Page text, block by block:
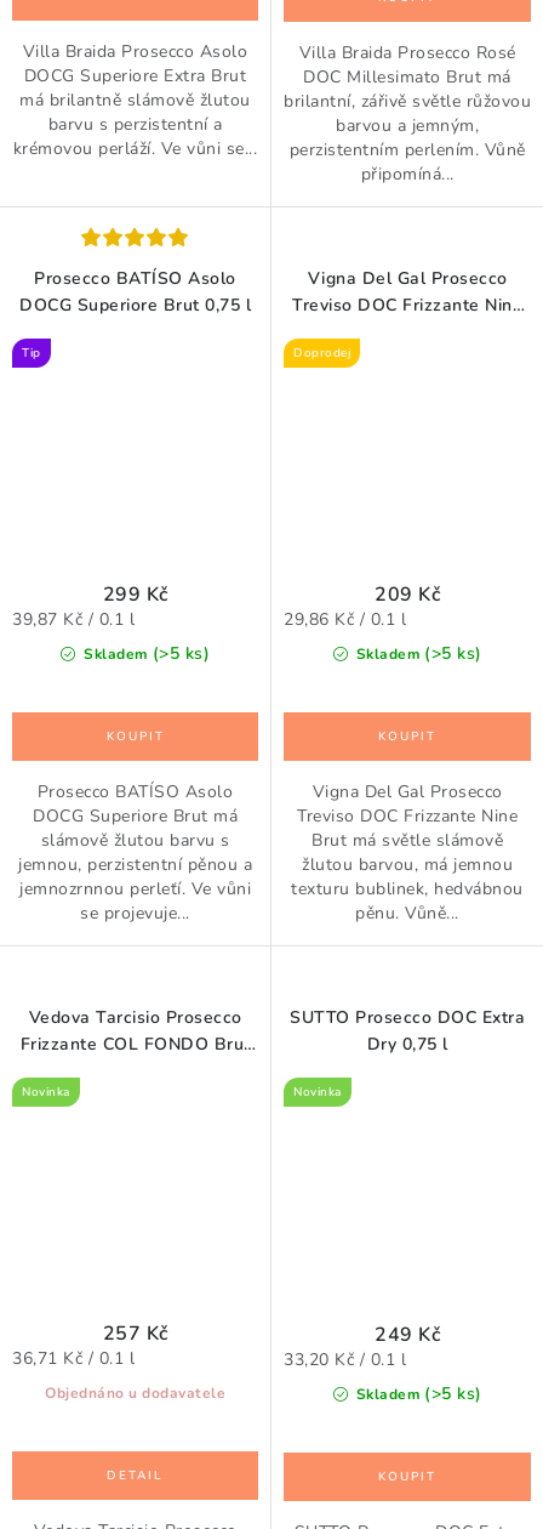
Villa Braida Prosecco Asolo
DOCG Superiore Extra Brut
má brilantně slámově žlutou
barvu s perzistentní a
krémovou perláží. Ve vůni se...
Villa Braida Prosecco Rosé
DOC Millesimato Brut má
brilantní, zářivě světle růžovou
barvou a jemným,
perzistentním perlením. Vůně
připomíná...
Prosecco BATÍSO Asolo
DOCG Superiore Brut 0,75 l
Tip
Skladem (>5 ks)
299 Kč
Měrná
39,87 Kč / 0.1 l
Prosecco BATÍSO Asolo
DOCG Superiore Brut má
slámově žlutou barvu s
jemnou, perzistentní pěnou a
jemnozrnnou perleťí. Ve vůni
se projevuje...
Vigna Del Gal Prosecco
Treviso DOC Frizzante Nine
Doprodej
Skladem (>5 ks)
209 Kč
Měrná
29,86 Kč / 0.1 l
Vigna Del Gal Prosecco
Treviso DOC Frizzante Nine
Brut má světle slámově
žlutou barvou, má jemnou
texturu bublinek, hedvábnou
pěnu. Vůně...
Vedova Tarcisio Prosecco
Frizzante COL FONDO Brut
Novinka
Objednáno u dodavatele
257 Kč
Měrná
cena:
36,71 Kč / 0.1 l
SUTTO Prosecco DOC Extra
Dry 0,75 l
Novinka
Skladem (>5 ks)
249 Kč
Měrná
33,20 Kč / 0.1 l